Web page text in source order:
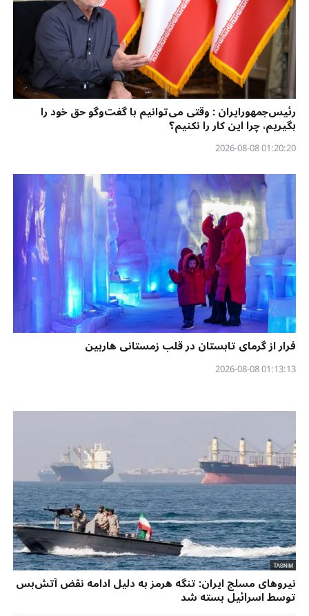
رئیس‌جمهورایران : وقتی می‌توانیم با گفت‌وگو حق خود را
بگیریم، چرا این کار را نکنیم؟
01:20:20 2026-08-08
فرار از گرمای تابستان در قلب زمستانی هاربین
01:13:13 2026-08-08
نیروهای مسلج ایران: تنگه هرمز به دلیل ادامه نقض آتش‌بس
توسط اسرائیل بسته شد